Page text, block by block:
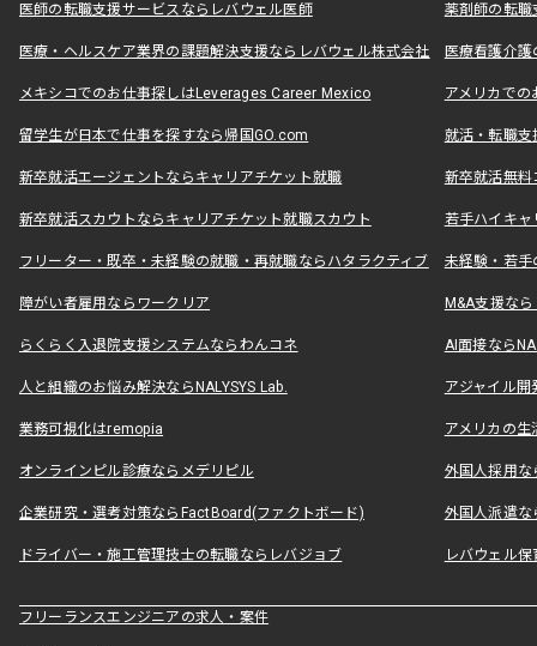
医師の転職支援サービスならレバウェル医師 薬剤師の転
医療・ヘルスケア業界の課題解決支援ならレバウェル株式会社 医療看護介
メキシコでのお仕事探しはLeverages Career Mexico アメリカで
留学生が日本で仕事を探すなら帰国GO.com 就活・転職
新卒就活エージェントならキャリアチケット就職 新卒就活無料
新卒就活スカウトならキャリアチケット就職スカウト 若手ハイキ
フリーター・既卒・未経験の就職・再就職ならハタラクティブ 未経験・若手
障がい者雇用ならワークリア M&A支援な
らくらく入退院支援システムならわんコネ AI面接なら
人と組織のお悩み解決ならNALYSYS Lab. アジャイル
業務可視化はremopia アメリカの
オンラインピル診療ならメデリピル 外国人採用
企業研究・選考対策ならFactBoard(ファクトボード) 外国人派遣な
ドライバー・施工管理技士の転職ならレバジョブ レバウェル
フリーランスエンジニアの求人・案件